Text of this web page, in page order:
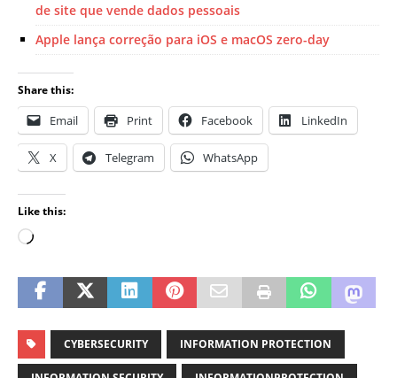
de site que vende dados pessoais
Apple lança correção para iOS e macOS zero-day
Share this:
Email Print Facebook LinkedIn
X Telegram WhatsApp
Like this:
CYBERSECURITY INFORMATION PROTECTION